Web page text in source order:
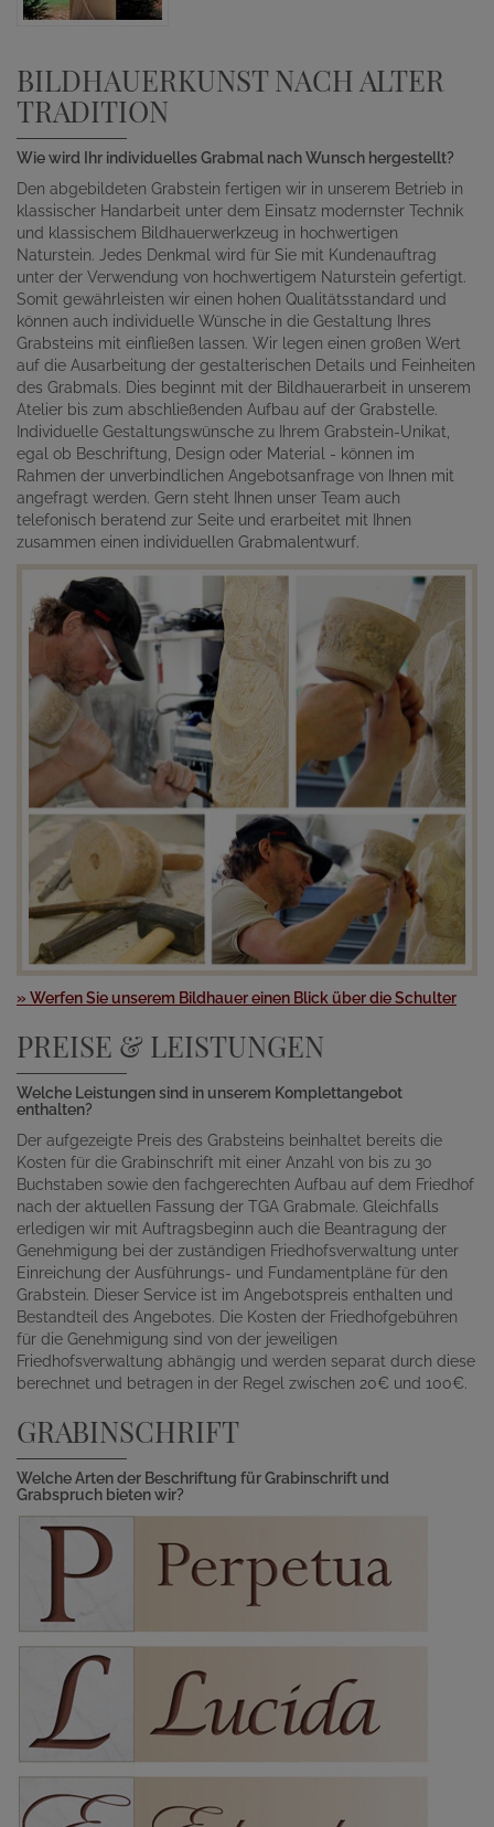
BILDHAUERKUNST NACH ALTER
TRADITION
Wie wird Ihr individuelles Grabmal nach Wunsch hergestellt?
Den abgebildeten Grabstein fertigen wir in unserem Betrieb in
klassischer Handarbeit unter dem Einsatz modernster Technik
und klassischem Bildhauerwerkzeug in hochwertigen
Naturstein. Jedes Denkmal wird für Sie mit Kundenauftrag
unter der Verwendung von hochwertigem Naturstein gefertigt.
Somit gewährleisten wir einen hohen Qualitätsstandard und
können auch individuelle Wünsche in die Gestaltung Ihres
Grabsteins mit einfließen lassen. Wir legen einen großen Wert
auf die Ausarbeitung der gestalterischen Details und Feinheiten
des Grabmals. Dies beginnt mit der Bildhauerarbeit in unserem
Atelier bis zum abschließenden Aufbau auf der Grabstelle.
Individuelle Gestaltungswünsche zu Ihrem Grabstein-Unikat,
egal ob Beschriftung, Design oder Material - können im
Rahmen der unverbindlichen Angebotsanfrage von Ihnen mit
angefragt werden. Gern steht Ihnen unser Team auch
telefonisch beratend zur Seite und erarbeitet mit Ihnen
zusammen einen individuellen Grabmalentwurf.
» Werfen Sie unserem Bildhauer einen Blick über die Schulter
PREISE & LEISTUNGEN
Welche Leistungen sind in unserem Komplettangebot
enthalten?
Der aufgezeigte Preis des Grabsteins beinhaltet bereits die
Kosten für die Grabinschrift mit einer Anzahl von bis zu 30
Buchstaben sowie den fachgerechten Aufbau auf dem Friedhof
nach der aktuellen Fassung der TGA Grabmale. Gleichfalls
erledigen wir mit Auftragsbeginn auch die Beantragung der
Genehmigung bei der zuständigen Friedhofsverwaltung unter
Einreichung der Ausführungs- und Fundamentpläne für den
Grabstein. Dieser Service ist im Angebotspreis enthalten und
Bestandteil des Angebotes. Die Kosten der Friedhofgebühren
für die Genehmigung sind von der jeweiligen
Friedhofsverwaltung abhängig und werden separat durch diese
berechnet und betragen in der Regel zwischen 20€ und 100€.
GRABINSCHRIFT
Welche Arten der Beschriftung für Grabinschrift und
Grabspruch bieten wir?